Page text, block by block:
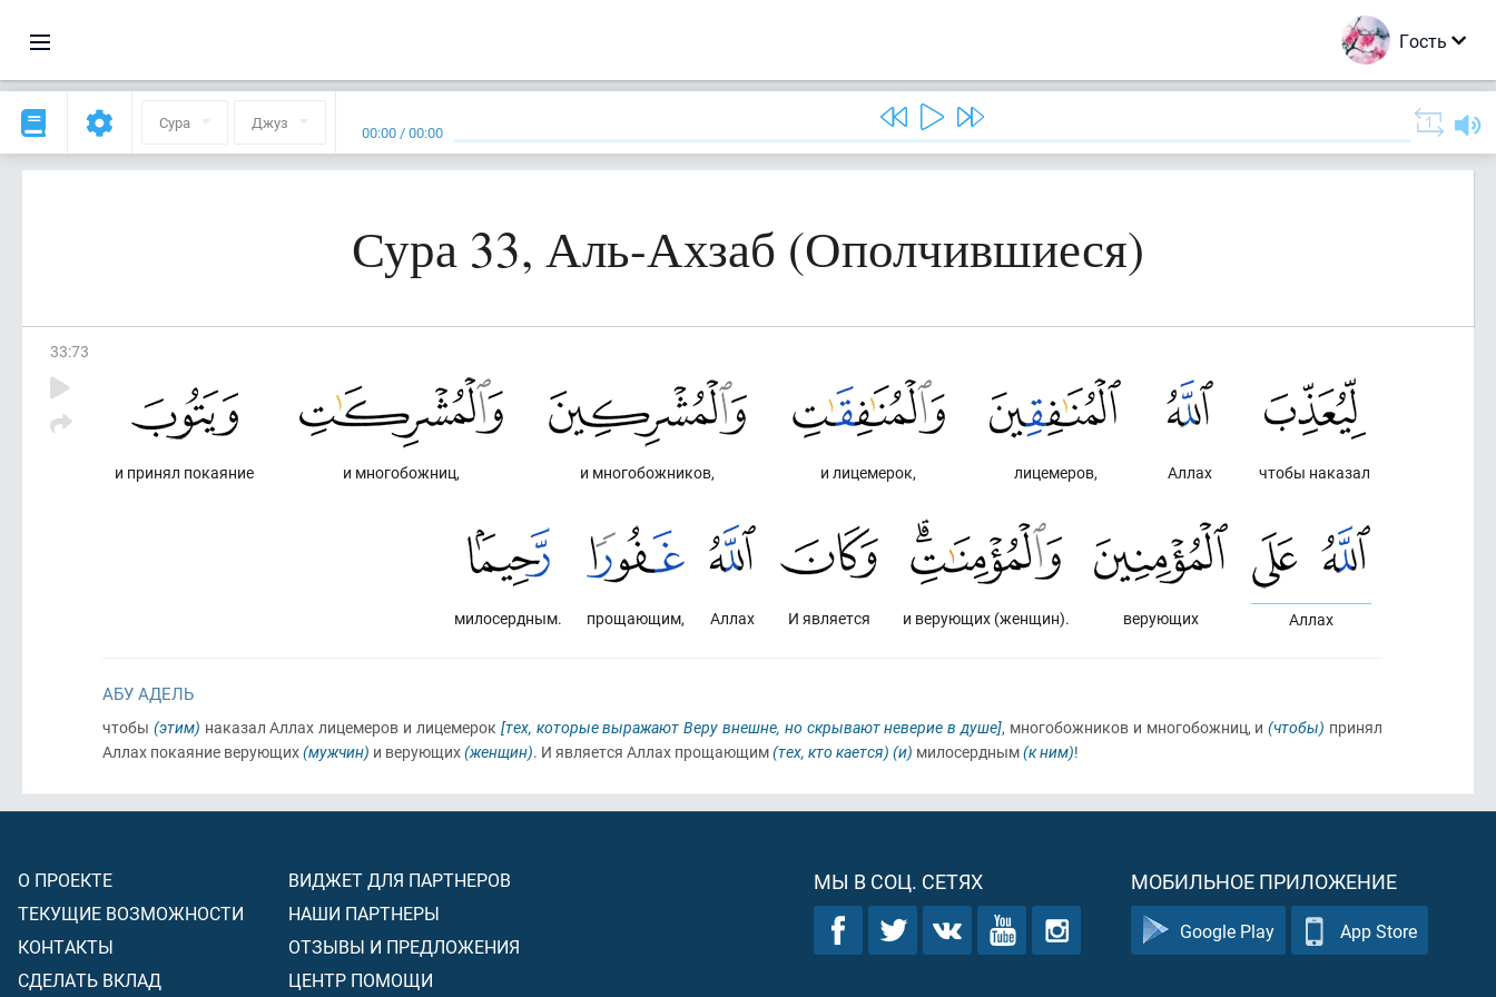
Гость
Сура Джуз 00:00 /00:00
Сура 33, Аль-Ахзаб (Ополчившиеся)
33:73
чтобы наказал
Аллах
лицемеров,
и лицемерок,
и многобожников,
и многобожниц,
и принял покаяние
Аллах
верующих
и верующих (женщин).
И является
Аллах
прощающим,
милосердным.
АБУ АДЕЛЬ
чтобы (этим) наказал Аллах лицемеров и лицемерок [тех, которые выражают Веру внешне, но скрывают неверие в душе], многобожников и многобожниц, и(чтобы) принял
Аллах покаяние верующих(мужчин) и верующих(женщин). И является Аллах прощающим(тех, кто кается) (и) милосердным(к ним)!
О ПРОЕКТЕ
ТЕКУЩИЕ ВОЗМОЖНОСТИ
КОНТАКТЫ
СДЕЛАТЬ ВКЛАД
ВИДЖЕТ ДЛЯ ПАРТНЕРОВ
НАШИ ПАРТНЕРЫ
ОТЗЫВЫ И ПРЕДЛОЖЕНИЯ
ЦЕНТР ПОМОЩИ
МЫ В СОЦ. СЕТЯХ МОБИЛЬНОЕ ПРИЛОЖЕНИЕ
Google Play App Store